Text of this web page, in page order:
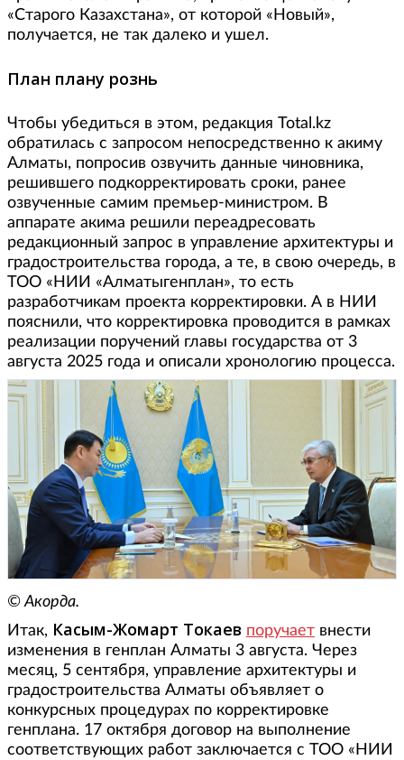
«Старого Казахстана», от которой «Новый»,
получается, не так далеко и ушел.
План плану рознь
Чтобы убедиться в этом, редакция Total.kz
обратилась с запросом непосредственно к акиму
Алматы, попросив озвучить данные чиновника,
решившего подкорректировать сроки, ранее
озвученные самим премьер-министром. В
аппарате акима решили переадресовать
редакционный запрос в управление архитектуры и
градостроительства города, а те, в свою очередь, в
ТОО «НИИ «Алматыгенплан», то есть
разработчикам проекта корректировки. А в НИИ
пояснили, что корректировка проводится в рамках
реализации поручений главы государства от 3
августа 2025 года и описали хронологию процесса.
© Акорда.
Итак, Касым-Жомарт Токаев поручает внести
изменения в генплан Алматы 3 августа. Через
месяц, 5 сентября, управление архитектуры и
градостроительства Алматы объявляет о
конкурсных процедурах по корректировке
генплана. 17 октября договор на выполнение
соответствующих работ заключается с ТОО «НИИ